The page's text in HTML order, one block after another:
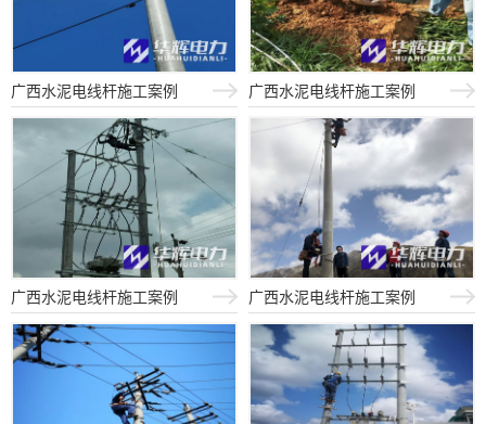
广西水泥电线杆施工案例 广西水泥电线杆施工案例
广西水泥电线杆施工案例 广西水泥电线杆施工案例